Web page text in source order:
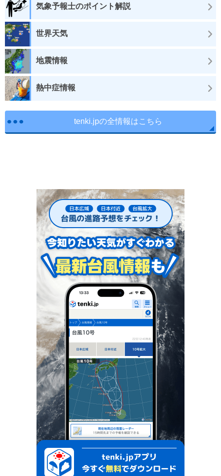
気象予報士のポイント解説
世界天気
地震情報
熱中症情報
tenki.jpの全情報はこちら